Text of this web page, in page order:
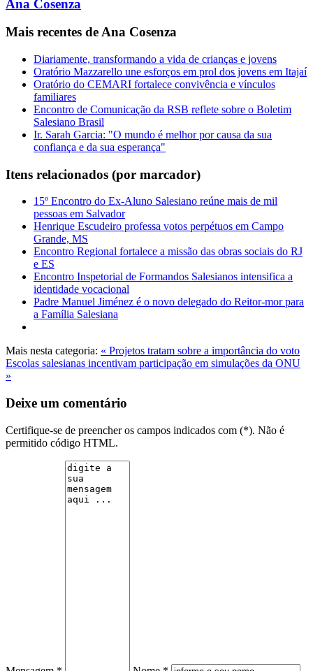
Ana Cosenza
Mais recentes de Ana Cosenza
Diariamente, transformando a vida de crianças e jovens
Oratório Mazzarello une esforços em prol dos jovens em Itajaí
Oratório do CEMARI fortalece convivência e vínculos
familiares
Encontro de Comunicação da RSB reflete sobre o Boletim
Salesiano Brasil
Ir. Sarah Garcia: "O mundo é melhor por causa da sua
confiança e da sua esperança"
Itens relacionados (por marcador)
15º Encontro do Ex-Aluno Salesiano reúne mais de mil
pessoas em Salvador
Henrique Escudeiro professa votos perpétuos em Campo
Grande, MS
Encontro Regional fortalece a missão das obras sociais do RJ
e ES
Encontro Inspetorial de Formandos Salesianos intensifica a
identidade vocacional
Padre Manuel Jiménez é o novo delegado do Reitor-mor para
a Família Salesiana
Mais nesta categoria: « Projetos tratam sobre a importância do voto
Escolas salesianas incentivam participação em simulações da ONU
»
Deixe um comentário
Certifique-se de preencher os campos indicados com (*). Não é
permitido código HTML.